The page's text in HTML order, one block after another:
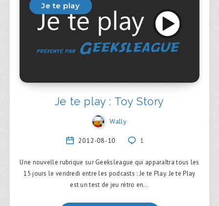
Je te play
Je te play : Toy Story
Wally
2012-08-10 1
Une nouvelle rubrique sur Geeksleague qui apparaîtra tous les
15 jours le vendredi entre les podcasts : Je te Play. Je te Play
est un test de jeu rétro en…